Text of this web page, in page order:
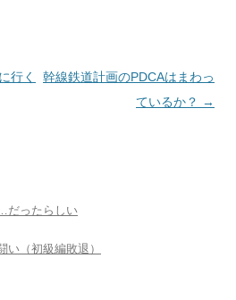
行く
幹線鉄道計画のPDCAはまわっ
ているか？ →
だったらしい
（初級編敗退）